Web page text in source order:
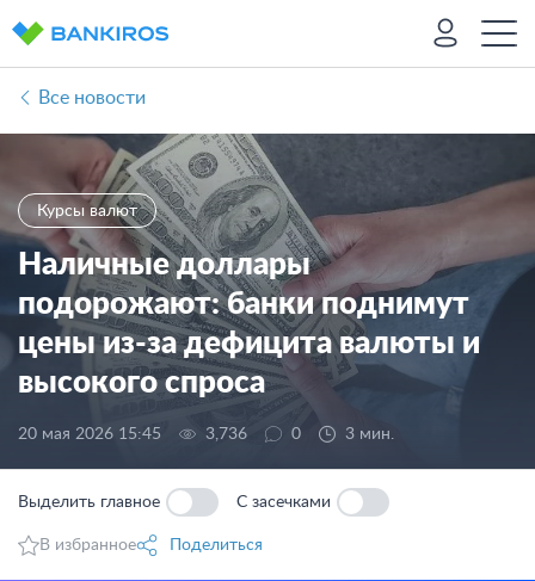
Все новости
Курсы валют
Наличные доллары
подорожают: банки поднимут
цены из-за дефицита валюты и
высокого спроса
20 мая 2026 15:45 3,736 0 3 мин.
Выделить главное С засечками
В избранное Поделиться